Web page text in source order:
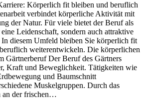
Körperlich fit bleiben und beruflich
verbindet körperliche Aktivität mit
der Natur. Für viele bietet der Beruf als
Leidenschaft, sondern auch attraktive
diesem Umfeld bleiben Sie körperlich fit
weiterentwickeln. Die körperlichen
Gärtnerberuf Der Beruf des Gärtners
Kraft und Beweglichkeit. Tätigkeiten wie
und Baumschnitt
Muskelgruppen. Durch das
an der frischen…